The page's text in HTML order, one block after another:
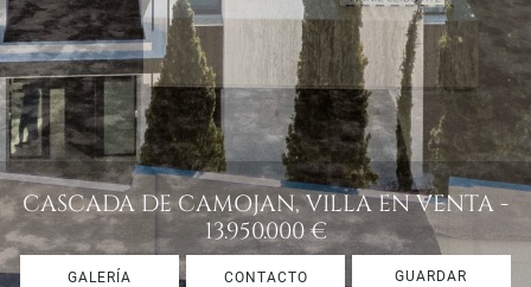
CASCADA DE CAMOJAN, VILLA EN VENTA -
13.950.000 €
GALERÍA CONTACTO GUARDAR